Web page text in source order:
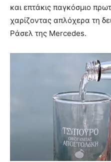
και επτάκις παγκόσμιο
χαρίζοντας απλόχερα τη
Ράσελ της Mercedes.